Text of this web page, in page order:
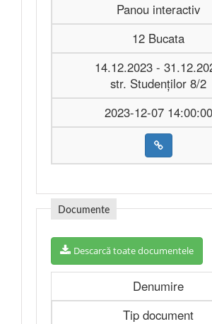
Panou interactiv
12 Bucata
14.12.2023 -
str. Studenților 8/2
2023-12-07 14:00:00
Documente
Descarcă toate documentele
Denumire
Tip document